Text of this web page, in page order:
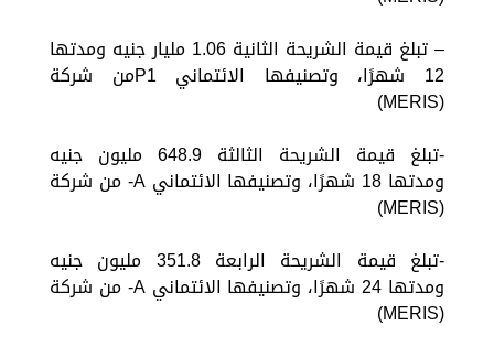
– تبلغ قيمة الشريحة الثانية 1.06 مليار جنيه ومدتها
12 شهرًا، وتصنيفها الائتماني P1من شركة
(MERIS)
-تبلغ قيمة الشريحة الثالثة 648.9 مليون جنيه
ومدتها 18 شهرًا، وتصنيفها الائتماني A- من شركة
(MERIS)
-تبلغ قيمة الشريحة الرابعة 351.8 مليون جنيه
ومدتها 24 شهرًا، وتصنيفها الائتماني A- من شركة
(MERIS)